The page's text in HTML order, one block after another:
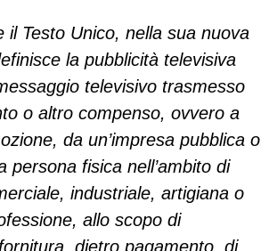
il Testo Unico, nella sua nuova
la pubblicità televisiva
televisivo trasmesso
o altro compenso, ovvero a
da un’impresa pubblica o
persona fisica nell’ambito di
industriale, artigiana o
allo scopo di
dietro pagamento, di